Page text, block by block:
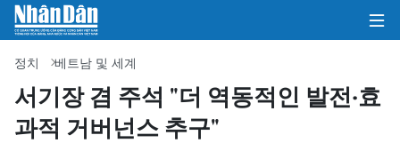
집
정치 베트남 및 세계
서기장 겸 주석 "더 역동적인 발전·효
과적 거버넌스 추구"